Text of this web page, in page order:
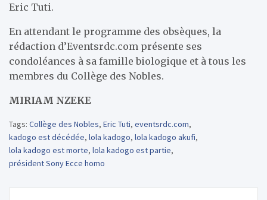
Eric Tuti.
En attendant le programme des obsèques, la
rédaction d’Eventsrdc.com présente ses
condoléances à sa famille biologique et à tous les
membres du Collège des Nobles.
MIRIAM NZEKE
Tags: Collège des Nobles, Eric Tuti, eventsrdc.com,
kadogo est décédée, lola kadogo, lola kadogo akufi,
lola kadogo est morte, lola kadogo est partie,
président Sony Ecce homo